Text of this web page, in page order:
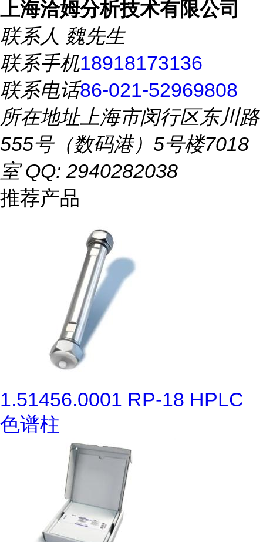
上海洽姆分析技术有限公司
联系人 魏先生
联系手机18918173136
联系电话86-021-52969808
所在地址上海市闵行区东川路
555号（数码港）5号楼7018
室 QQ: 2940282038
推荐产品
1.51456.0001 RP-18 HPLC
色谱柱